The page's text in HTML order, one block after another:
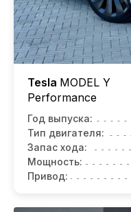
Tesla MODEL Y
Performance
Год выпуска:
Тип двигателя:
Запас хода:
Мощность:
Привод: